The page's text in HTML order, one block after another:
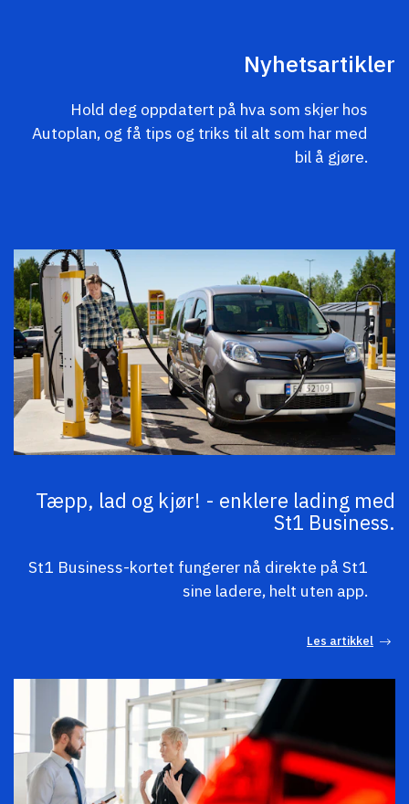
Nyhetsartikler
Hold deg oppdatert på hva som skjer hos
Autoplan, og få tips og triks til alt som har med
bil å gjøre.
Tæpp, lad og kjør! - enklere lading med
St1 Business.
St1 Business-kortet fungerer nå direkte på St1
sine ladere, helt uten app.
Les artikkel